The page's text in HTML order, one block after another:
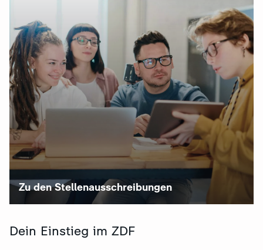
Zu den Stellenausschreibungen
Dein Einstieg im ZDF